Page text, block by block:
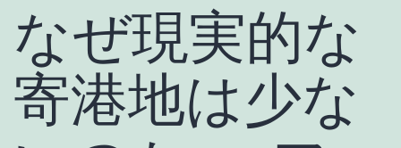
プ
なぜ現実的な
寄港地は少な